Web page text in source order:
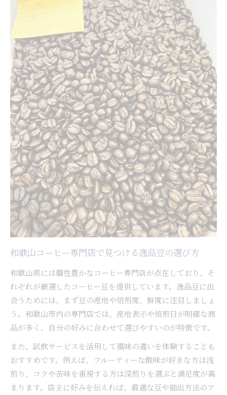
和歌山コーヒー専門店で見つける逸品豆の選び方
和歌山県には個性豊かなコーヒー専門店が点在しており、そ
れぞれが厳選したコーヒー豆を提供しています。逸品豆に出
会うためには、まず豆の産地や焙煎度、鮮度に注目しましょ
う。和歌山市内の専門店では、産地表示や焙煎日が明確な商
品が多く、自分の好みに合わせて選びやすいのが特徴です。
また、試飲サービスを活用して風味の違いを体験することも
おすすめです。例えば、フルーティーな酸味が好きな方は浅
煎り、コクや苦味を重視する方は深煎りを選ぶと満足度が高
まります。店主に好みを伝えれば、最適な豆や抽出方法のア